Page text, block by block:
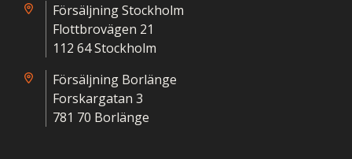
Försäljning Stockholm
Flottbrovägen 21
112 64 Stockholm
Försäljning Borlänge
Forskargatan 3
781 70 Borlänge